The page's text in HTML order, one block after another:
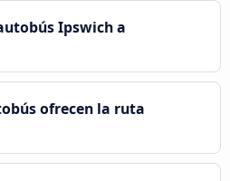
Ipswich a
ofrecen la ruta